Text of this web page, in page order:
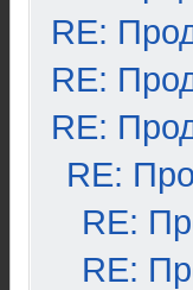
RE:
RE:
RE:
RE:
RE:
RE: